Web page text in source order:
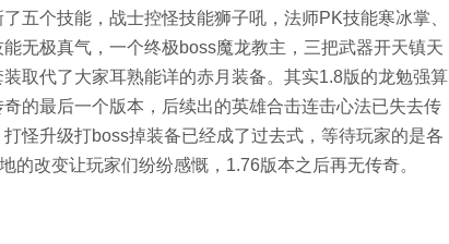
五个技能，战士控怪技能狮子吼，法师PK技能寒冰掌、
无极真气，一个终极boss魔龙教主，三把武器开天镇天
取代了大家耳熟能详的赤月装备。其实1.8版的龙勉强算
的最后一个版本，后续出的英雄合击连击心法已失去传
怪升级打boss掉装备已经成了过去式，等待玩家的是各
的改变让玩家们纷纷感慨，1.76版本之后再无传奇。